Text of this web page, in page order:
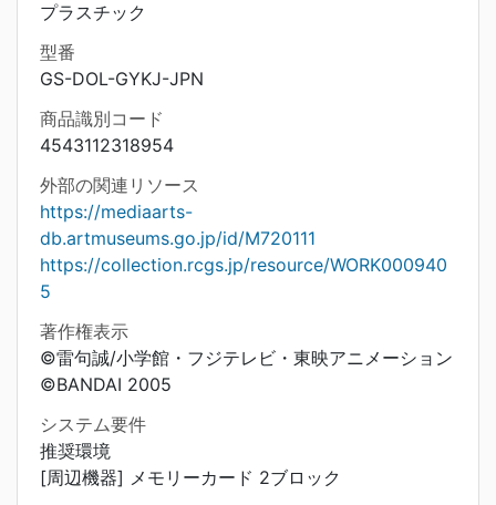
プラスチック
型番
GS-DOL-GYKJ-JPN
商品識別コード
4543112318954
外部の関連リソース
https://mediaarts-
db.artmuseums.go.jp/id/M720111
https://collection.rcgs.jp/resource/WORK000940
5
著作権表示
©雷句誠/小学館・フジテレビ・東映アニメーション
©BANDAI 2005
システム要件
推奨環境
[周辺機器] メモリーカード 2ブロック